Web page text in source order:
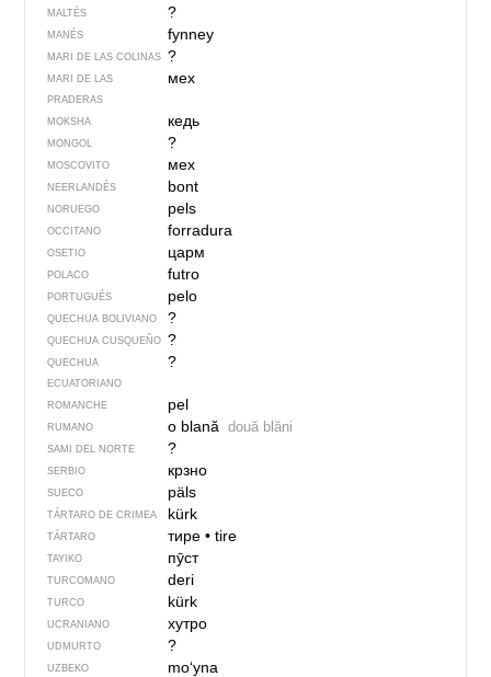
MALTÉS ?
MANÉS fynney
MARI DE LAS COLINAS ?
MARI DE LAS
PRADERAS
мех
MOKSHA кедь
MONGOL ?
MOSCOVITO мех
NEERLANDÉS bont
NORUEGO pels
OCCITANO forradura
OSETIO царм
POLACO futro
PORTUGUÉS pelo
QUECHUA BOLIVIANO ?
QUECHUA CUSQUEÑO ?
QUECHUA
ECUATORIANO
?
ROMANCHE pel
RUMANO o blană două blăni
SAMI DEL NORTE ?
SERBIO крзно
SUECO päls
TÁRTARO DE CRIMEA kürk
TÁRTARO тире• tire
TAYIKO пӯст
TURCOMANO deri
TURCO kürk
UCRANIANO хутро
UDMURTO ?
UZBEKO mo‘yna